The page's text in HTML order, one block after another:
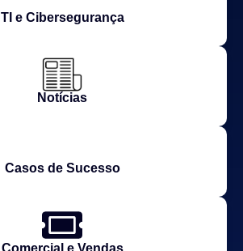
TI e Cibersegurança
Notícias
Casos de Sucesso
Comercial e Vendas